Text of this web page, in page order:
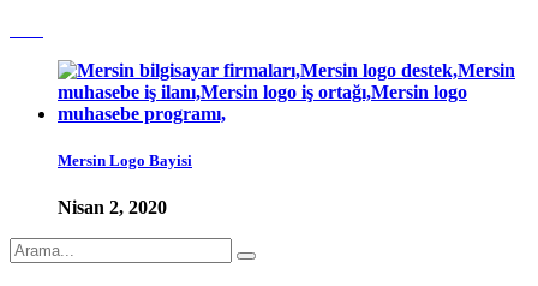
Mersin Logo Bayisi
Nisan 2, 2020